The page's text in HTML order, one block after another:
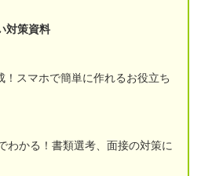
対策資料
！スマホで簡単に作れるお役立ち
わかる！書類選考、面接の対策に